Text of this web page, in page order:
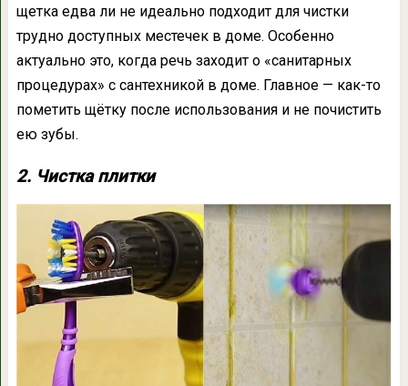
щетка едва ли не идеально подходит для чистки
трудно доступных местечек в доме. Особенно
актуально это, когда речь заходит о «санитарных
процедурах» с сантехникой в доме. Главное — как-то
пометить щётку после использования и не почистить
ею зубы.
2. Чистка плитки